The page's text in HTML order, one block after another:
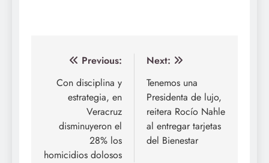
Navegación
de
entradas
Previous:
Con disciplina y
estrategia, en
Veracruz
disminuyeron el
28% los
homicidios dolosos
Next:
Tenemos una
Presidenta de lujo,
reitera Rocío Nahle
al entregar tarjetas
del Bienestar